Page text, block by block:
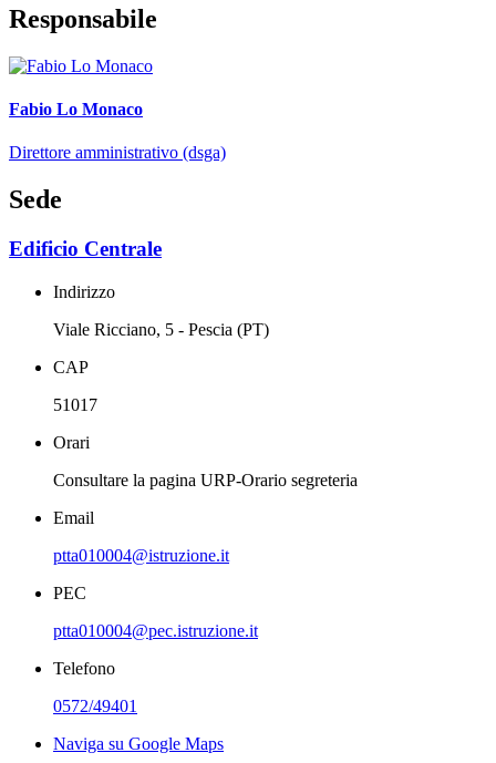
Responsabile
Fabio Lo Monaco
Direttore amministrativo (dsga)
Sede
Edificio Centrale
Indirizzo
Viale Ricciano, 5 - Pescia (PT)
CAP
51017
Orari
Consultare la pagina URP-Orario segreteria
Email
ptta010004@istruzione.it
PEC
ptta010004@pec.istruzione.it
Telefono
0572/49401
Naviga su Google Maps